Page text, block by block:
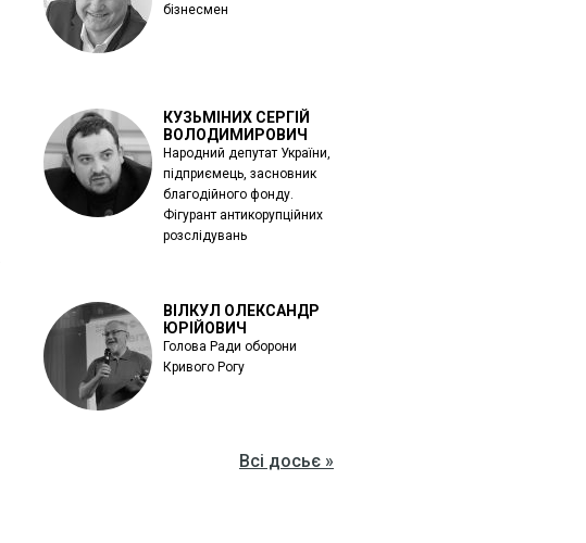
бізнесмен
КУЗЬМІНИХ СЕРГІЙ
ВОЛОДИМИРОВИЧ
Народний депутат України,
підприємець, засновник
благодійного фонду.
Фігурант антикорупційних
розслідувань
ВІЛКУЛ ОЛЕКСАНДР
ЮРІЙОВИЧ
Голова Ради оборони
Кривого Рогу
Всі досьє »